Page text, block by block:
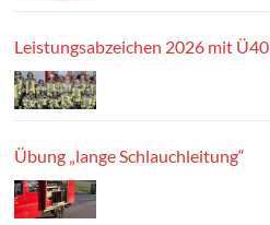
Leistungsabzeichen 2026 mit Ü40
Übung „lange Schlauchleitung“